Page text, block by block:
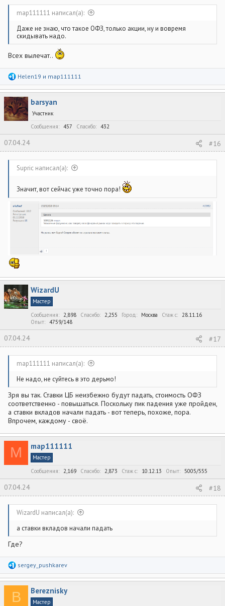
map111111 написал(а):
Даже не знаю, что такое ОФЗ, только акции, ну и вовремя
скидывать надо.
Всех вылечат..
Р
а
к
ц
и
и
Helen19 и map111111
barsyan
Участник
Сообщения
457 Спасибо 432
07.04.24 #16
Supric написал(а):
Значит, вот сейчас уже точно пора!
WizardU
Мастер
Сообщения
2,898 Спасибо 2,255 Город Москва Стаж c
28.11.16
Опыт
4759/148
07.04.24 #17
map111111 написал(а):
Не надо, не суйтесь в это дерьмо!
Зря вы так. Ставки ЦБ неизбежно будут падать, стоимость ОФЗ
соответственно - повышаться. Поскольку пик падения уже пройден,
а ставки вкладов начали падать - вот теперь, похоже, пора.
Впрочем, каждому - своё.
M map111111
Мастер
Сообщения
2,169 Спасибо 2,873 Стаж c 10.12.13 Опыт 5005/555
07.04.24 #18
WizardU написал(а):
а ставки вкладов начали падать
Где?
Р
а
к
ц
и
sergey_pushkarev
B Bereznisky
Мастер